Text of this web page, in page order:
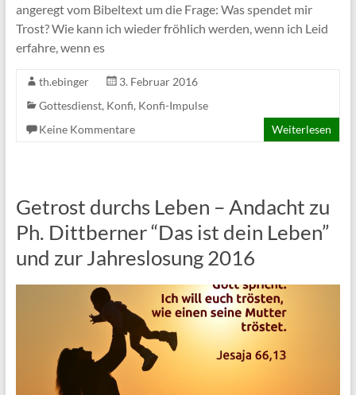
angeregt vom Bibeltext um die Frage: Was spendet mir
Trost? Wie kann ich wieder fröhlich werden, wenn ich Leid
erfahre, wenn es
th.ebinger
3. Februar 2016
Gottesdienst, Konfi, Konfi-Impulse
Keine Kommentare
Weiterlesen
Getrost durchs Leben – Andacht zu
Ph. Dittberner “Das ist dein Leben”
und zur Jahreslosung 2016